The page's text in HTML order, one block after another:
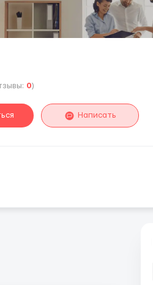
0)
Написать